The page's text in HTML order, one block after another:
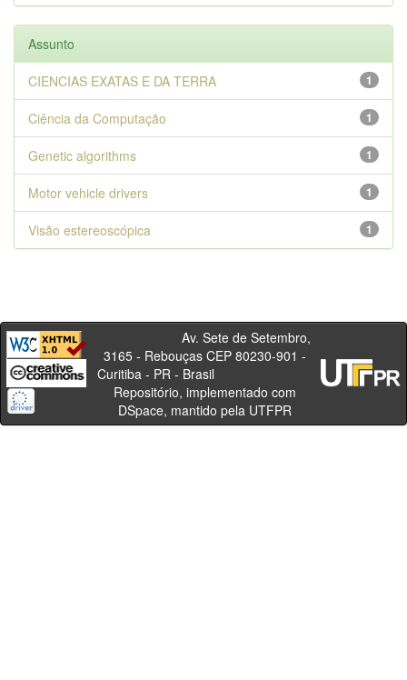
Assunto
1
CIENCIAS EXATAS E DA TERRA
1
Ciência da Computação
1
Genetic algorithms
1
Motor vehicle drivers
1
Visão estereoscópica
Av. Sete de Setembro,
3165 - Rebouças CEP 80230-901 -
Curitiba - PR - Brasil
Repositório, implementado com
DSpace, mantido pela UTFPR